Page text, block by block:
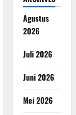
Agustus
2026
Juli 2026
Juni 2026
Mei 2026